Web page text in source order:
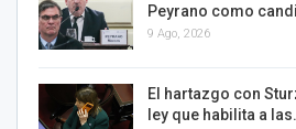
Peyrano como
9 Ago, 2026
El hartazgo con
ley que habilita a